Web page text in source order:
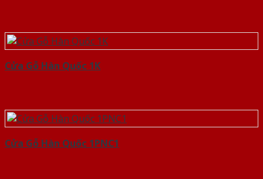
Cửa Gỗ Hàn Quốc 1K
Cửa Gỗ Hàn Quốc 1PNC1